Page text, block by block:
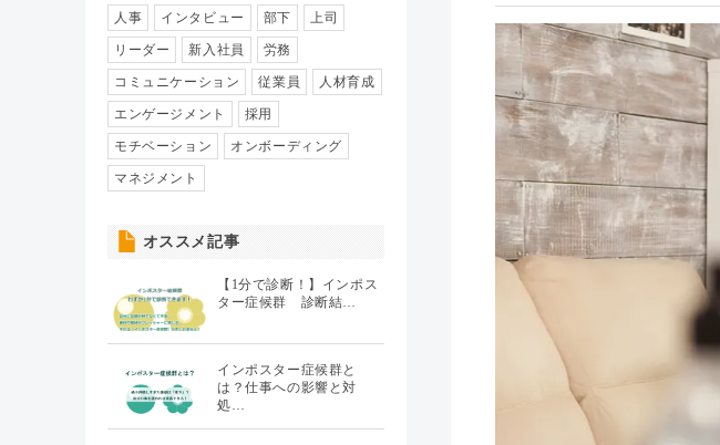
リクルーティング（19）
給与制度・設計（8）
人事異動・配置（7）
人事 インタビュー 部下 上司
リーダー 新入社員 労務
コミュニケーション 従業員 人材育成
エンゲージメント 採用
モチベーション オンボーディング
マネジメント
オススメ記事
【1分で診断！】インポス
ター症候群 診断結…
インポスター症候群と
は？仕事への影響と対
処…